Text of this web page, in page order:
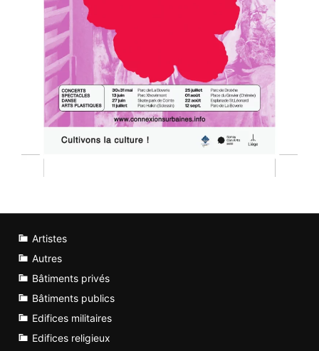
Artistes
Autres
Bâtiments privés
Bâtiments publics
Edifices militaires
Edifices religieux